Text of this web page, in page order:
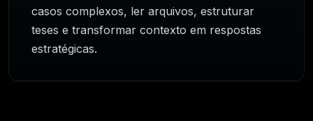
casos complexos, ler arquivos, estruturar
teses e transformar contexto em respostas
estratégicas.